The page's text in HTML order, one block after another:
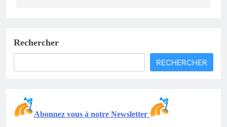
Rechercher
RECHERCHER
Abonnez vous à notre Newsletter